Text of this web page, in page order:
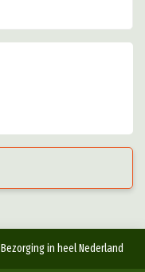
Bezorging in heel Nederland